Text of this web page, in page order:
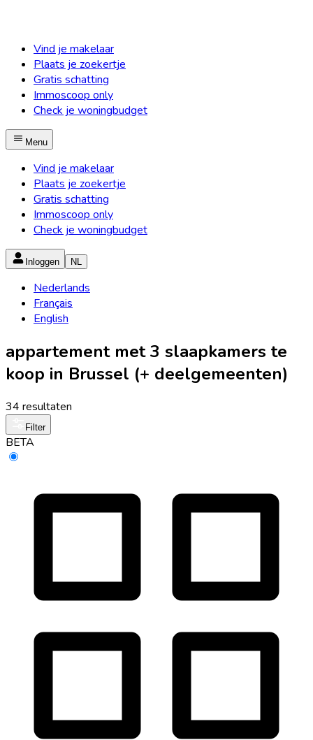
Vind je makelaar
Plaats je zoekertje
Gratis schatting
Immoscoop only
Check je woningbudget
Menu
Vind je makelaar
Plaats je zoekertje
Gratis schatting
Immoscoop only
Check je woningbudget
Inloggen NL
Nederlands
Français
English
appartement met 3 slaapkamers te
koop in Brussel (+ deelgemeenten)
34 resultaten
Filter
BETA